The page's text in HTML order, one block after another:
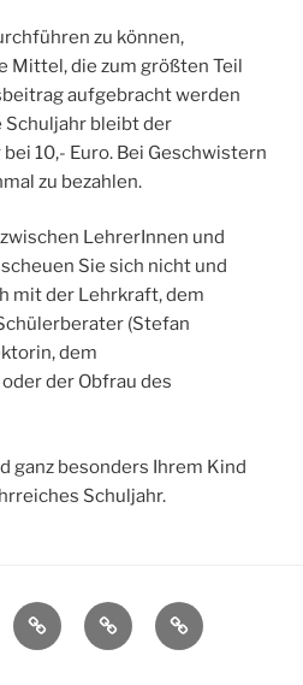
zu können,
Mittel, die zum größten Teil
aufgebracht werden
Schuljahr bleibt der
10,- Euro. Bei Geschwistern
zu bezahlen.
LehrerInnen und
Sie sich nicht und
mit der Lehrkraft, dem
(Stefan
dem
der Obfrau des
ganz besonders Ihrem Kind
Schuljahr.
Das
sind
Service Archiv